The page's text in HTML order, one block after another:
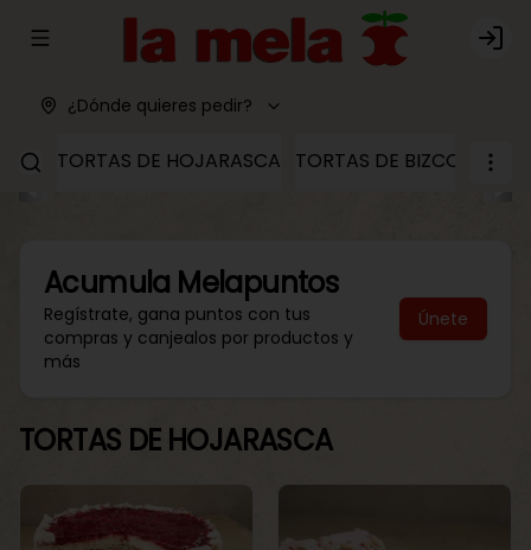
Abrir menu de navegación Login
¿Dónde quieres pedir?
TORTAS DE HOJARASCA TORTAS DE BIZCOCHO
Acumula Melapuntos
Regístrate, gana puntos con tus
compras y canjealos por productos y
más
Únete
TORTAS DE HOJARASCA